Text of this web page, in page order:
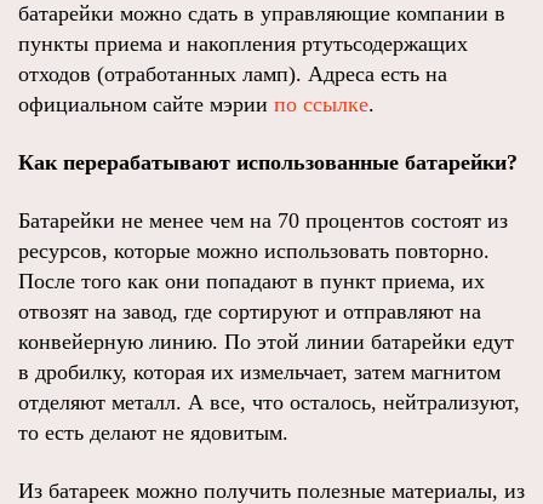
батарейки можно сдать в управляющие компании в
пункты приема и накопления ртутьсодержащих
отходов (отработанных ламп). Адреса есть на
официальном сайте мэрии по ссылке.
Как перерабатывают использованные батарейки?
Батарейки не менее чем на 70 процентов состоят из
ресурсов, которые можно использовать повторно.
После того как они попадают в пункт приема, их
отвозят на завод, где сортируют и отправляют на
конвейерную линию. По этой линии батарейки едут
в дробилку, которая их измельчает, затем магнитом
отделяют металл. А все, что осталось, нейтрализуют,
то есть делают не ядовитым.
Из батареек можно получить полезные материалы, из